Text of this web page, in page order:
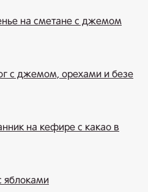
на сметане с джемом
с джемом, орехами и безе
на кефире с какао в
яблоками